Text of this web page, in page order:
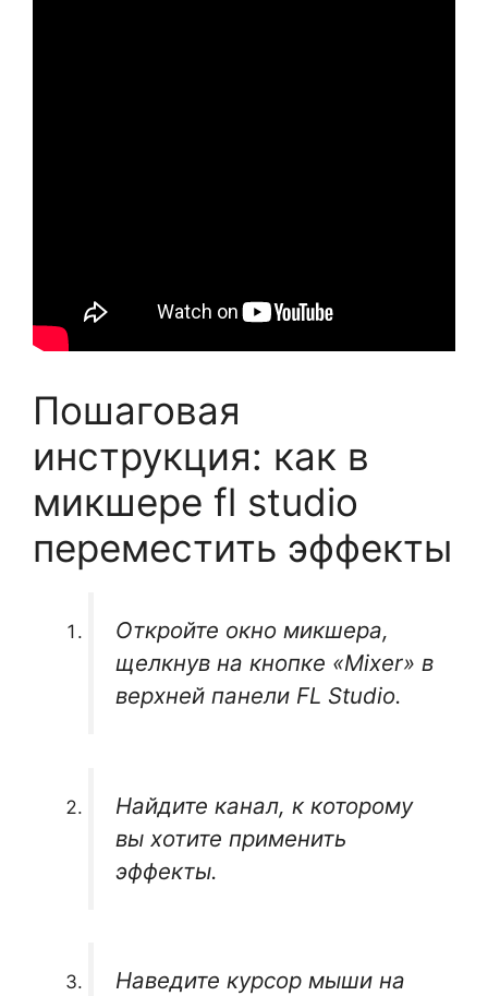
Пошаговая
инструкция: как в
микшере fl studio
переместить эффекты
Откройте окно микшера,
щелкнув на кнопке «Mixer» в
верхней панели FL Studio.
Найдите канал, к которому
вы хотите применить
эффекты.
Наведите курсор мыши на